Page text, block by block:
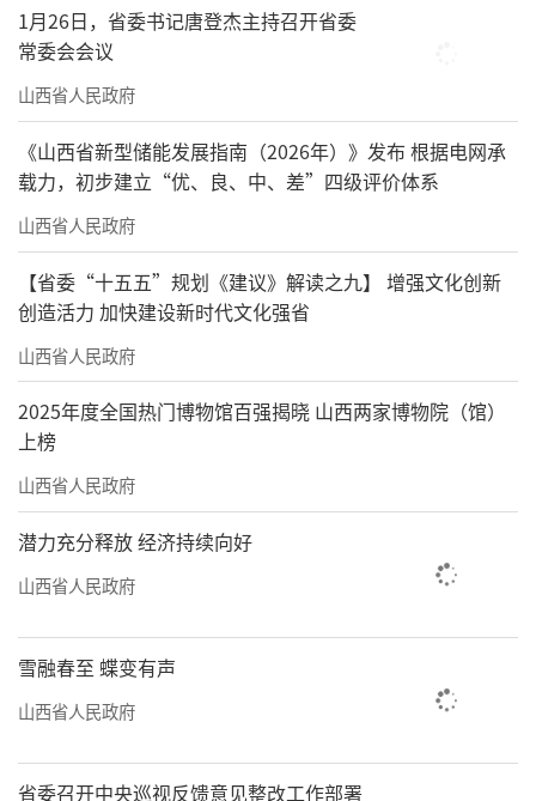
1月26日，省委书记唐登杰主持召开省委
常委会会议
山西省人民政府
《山西省新型储能发展指南（2026年）》发布 根据电网承
载力，初步建立“优、良、中、差”四级评价体系
山西省人民政府
【省委“十五五”规划《建议》解读之九】 增强文化创新
创造活力 加快建设新时代文化强省
山西省人民政府
2025年度全国热门博物馆百强揭晓 山西两家博物院（馆）
上榜
山西省人民政府
潜力充分释放 经济持续向好
山西省人民政府
雪融春至 蝶变有声
山西省人民政府
省委召开中央巡视反馈意见整改工作部署